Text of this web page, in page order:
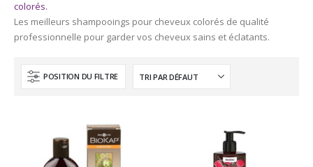
colorés.
Les meilleurs shampooings pour cheveux colorés de qualité
professionnelle pour garder vos cheveux sains et éclatants.
POSITION DU FILTRE